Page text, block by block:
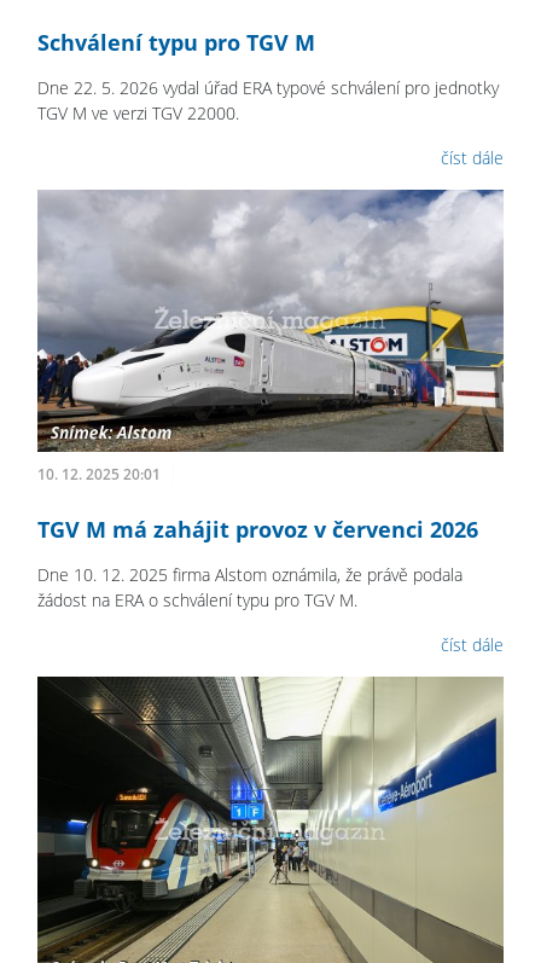
Schválení typu pro TGV M
Dne 22. 5. 2026 vydal úřad ERA typové schválení pro jednotky
TGV M ve verzi TGV 22000.
číst dále
10. 12. 2025 20:01
TGV M má zahájit provoz v červenci 2026
Dne 10. 12. 2025 firma Alstom oznámila, že právě podala
žádost na ERA o schválení typu pro TGV M.
číst dále